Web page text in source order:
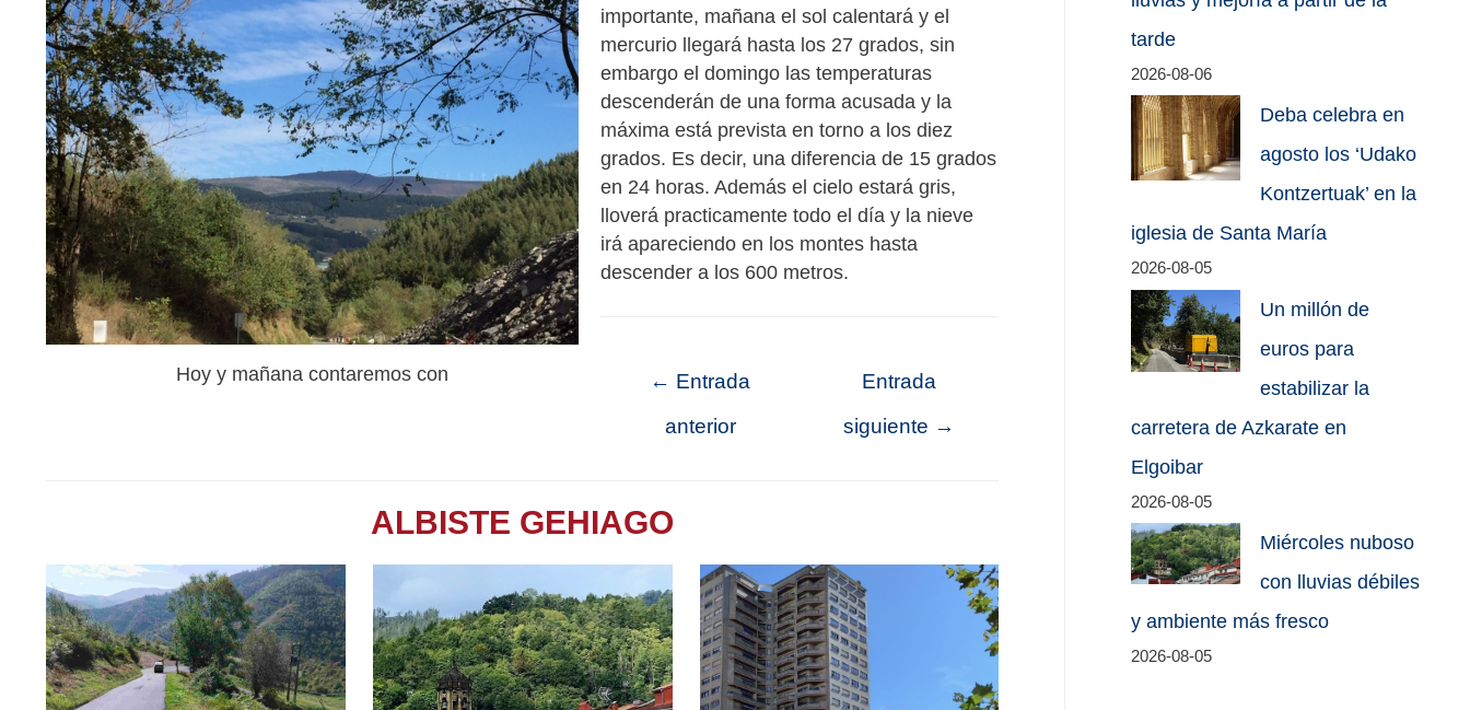
Hoy y mañana contaremos con
importante, mañana el sol calentará y el
mercurio llegará hasta los 27 grados, sin
embargo el domingo las temperaturas
descenderán de una forma acusada y la
máxima está prevista en torno a los diez
grados. Es decir, una diferencia de 15 grados
en 24 horas. Además el cielo estará gris,
lloverá practicamente todo el día y la nieve
irá apareciendo en los montes hasta
descender a los 600 metros.
← Entrada
anterior
Entrada
siguiente →
ALBISTE GEHIAGO
tarde
2026-08-06
Deba celebra en
agosto los ‘Udako
Kontzertuak’ en la
iglesia de Santa María
2026-08-05
Un millón de
euros para
estabilizar la
carretera de Azkarate en
Elgoibar
2026-08-05
Miércoles nuboso
con lluvias débiles
y ambiente más fresco
2026-08-05